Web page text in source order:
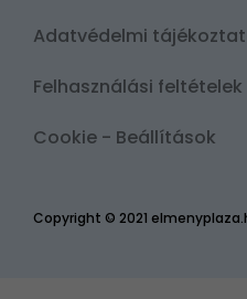
Copyright © 2021
Adatvédelmi
Felhasználási feltételek
Cookie - Beállítások